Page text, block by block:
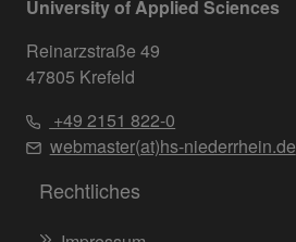
University of Applied Sciences
Reinarzstraße 49
47805 Krefeld
+49 2151 822-0
webmaster(at)hs-niederrhein.de
Rechtliches